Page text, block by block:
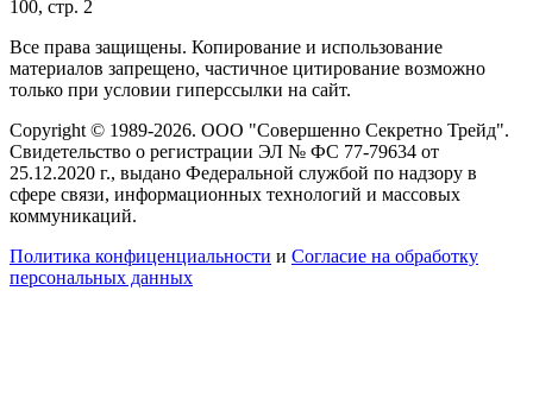
100, стр. 2
Все права защищены. Копирование и использование
материалов запрещено, частичное цитирование возможно
только при условии гиперссылки на сайт.
Copyright © 1989-2026. ООО "Совершенно Секретно Трейд".
Свидетельство о регистрации ЭЛ № ФС 77-79634 от
25.12.2020 г., выдано Федеральной службой по надзору в
сфере связи, информационных технологий и массовых
коммуникаций.
Политика конфиценциальности и Согласие на обработку
персональных данных